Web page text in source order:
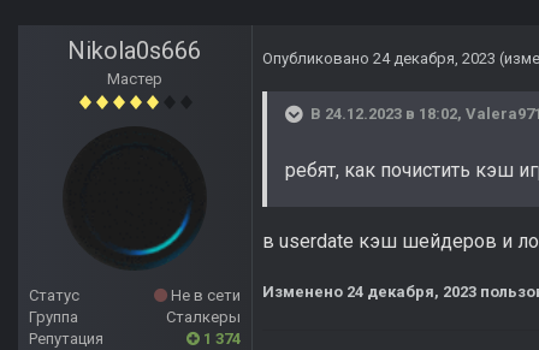
Nikola0s666
Мастер
Статус
Не в сети
Группа
Сталкеры
Репутация
1 374
Опубликовано 24 декабря, 2023
В 24.12.2023 в 18:02,
ребят, как почистить кэш
в userdate кэш шейдеров и
Изменено 24 декабря, 2023